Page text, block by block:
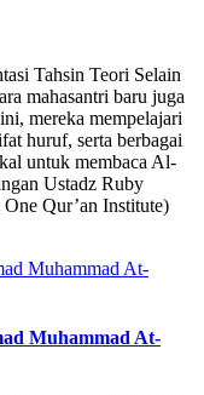
Tahsin Teori Selain
mahasantri baru juga
mereka mempelajari
huruf, serta berbagai
untuk membaca Al-
Ustadz Ruby
Qur’an Institute)
Muhammad At-